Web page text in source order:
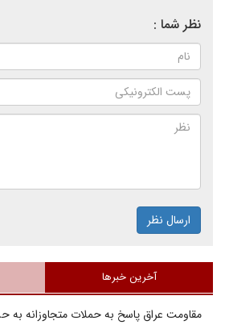
نظر شما :
ارسال نظر
آخرین خبرها
مقاومت عراق پاسخ به حملات متجاوزانه به